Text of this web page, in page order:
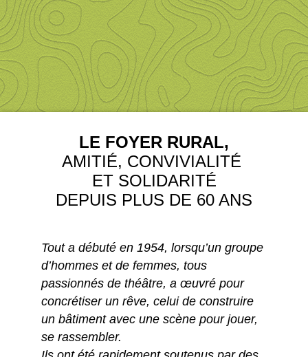
LE FOYER RURAL,
AMITIÉ, CONVIVIALITÉ
ET SOLIDARITÉ
DEPUIS PLUS DE 60 ANS
Tout a débuté en 1954, lorsqu’un groupe
d’hommes et de femmes, tous
passionnés de théâtre, a œuvré pour
concrétiser un rêve, celui de construire
un bâtiment avec une scène pour jouer,
se rassembler.